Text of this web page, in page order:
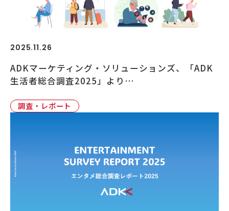
2025.11.26
ADKマーケティング・ソリューションズ、「ADK
生活者総合調査2025」より…
調査・レポート